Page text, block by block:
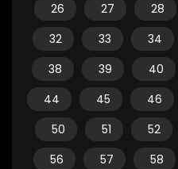
26
27 28
32
33 34
38
39 40
44
45 46
50
51 52
56
57 58